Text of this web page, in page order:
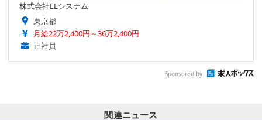
株式会社ELシステム
東京都
月給22万2,400円～36万2,400円
正社員
Sponsored by
関連ニュース